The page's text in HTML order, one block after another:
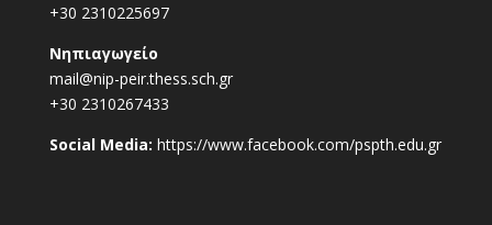
+30 2310225697
Νηπιαγωγείο
mail@nip-peir.thess.sch.gr
+30 2310267433
Social Media: https://www.facebook.com/pspth.edu.gr